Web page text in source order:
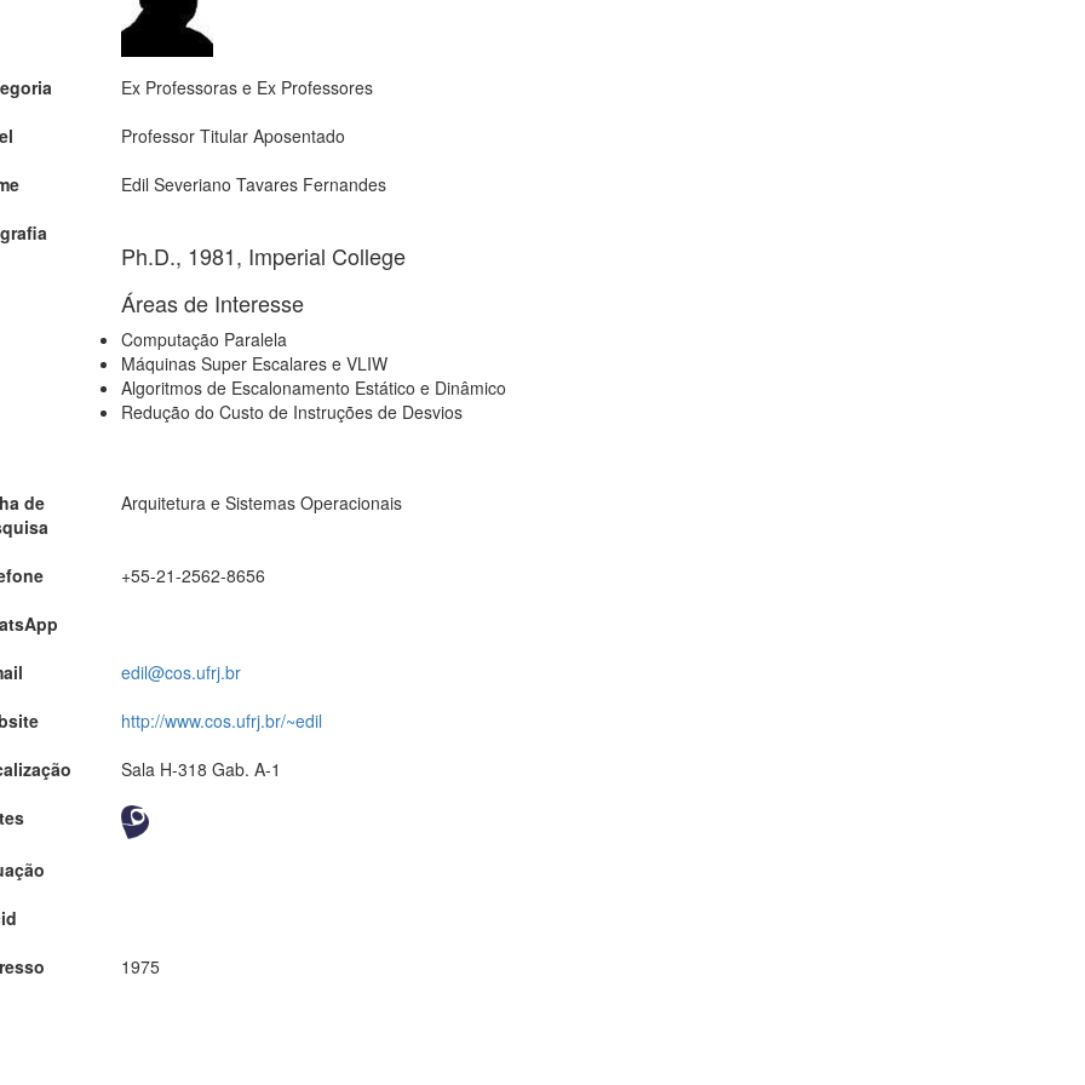
Ex Professoras e Ex Professores
Professor Titular Aposentado
Edil Severiano Tavares Fernandes
Ph.D., 1981, Imperial College
Áreas de Interesse
Computação Paralela
Máquinas Super Escalares e VLIW
Algoritmos de Escalonamento Estático e Dinâmico
Redução do Custo de Instruções de Desvios
de
Arquitetura e Sistemas Operacionais
+55-21-2562-8656
edil@cos.ufrj.br
http://www.cos.ufrj.br/~edil
Sala H-318 Gab. A-1
1975